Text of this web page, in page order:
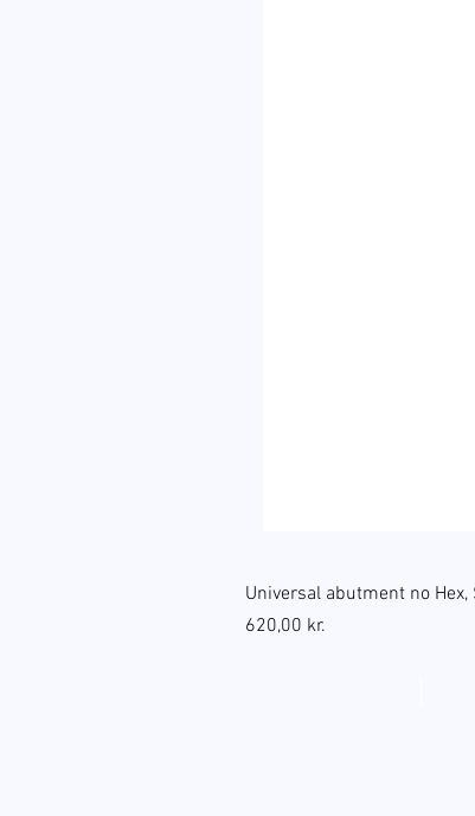
Universal abutment no
Pris
620,00 kr.